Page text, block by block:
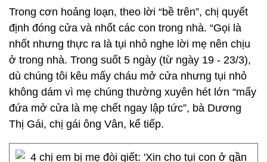
Trong cơn hoảng loạn, theo lời “bề trên”, chị quyết
định đóng cửa và nhốt các con trong nhà. “Gọi là
nhốt nhưng thực ra là tụi nhỏ nghe lời mẹ nên chịu
ở trong nhà. Trong suốt 5 ngày (từ ngày 19 - 23/3),
dù chúng tôi kêu mấy cháu mở cửa nhưng tụi nhỏ
không dám vì mẹ chúng thường xuyên hét lớn “mấy
đứa mở cửa là mẹ chết ngay lập tức”, bà Dương
Thị Gái, chị gái ông Vân, kể tiếp.